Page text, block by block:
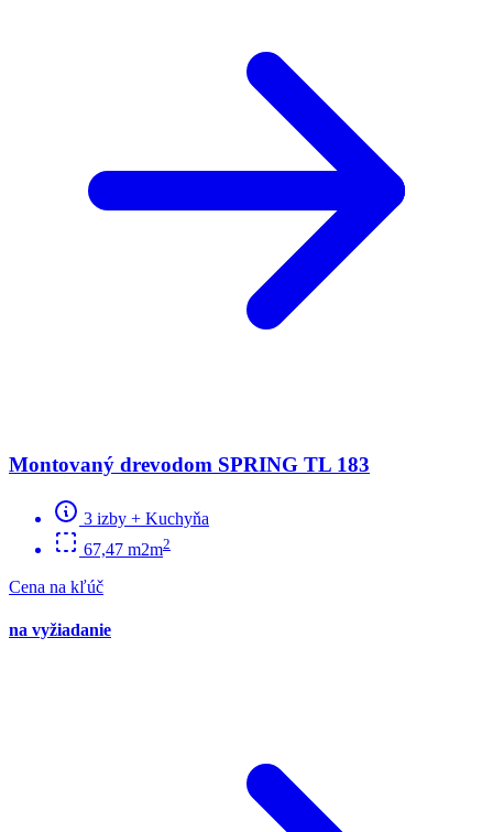
Montovaný drevodom SPRING TL 183
3 izby + Kuchyňa
67,47 m2m2
Cena na kľúč
na vyžiadanie